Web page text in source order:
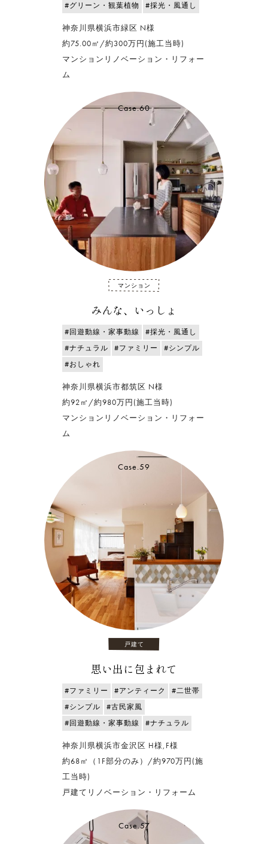
#グリーン・観葉植物
#採光・風通し
神奈川県横浜市緑区 N様
約75.00㎡/約300万円(施工当時)
マンションリノベーション・リフォー
ム
Case.60
マンション
みんな、いっしょ
#回遊動線・家事動線
#採光・風通し
#ナチュラル
#ファミリー
#シンプル
#おしゃれ
神奈川県横浜市都筑区 N様
約92㎡/約980万円(施工当時)
マンションリノベーション・リフォー
ム
Case.59
戸建て
思い出に包まれて
#ファミリー #アンティーク
#二世帯
#シンプル
#古民家風
#回遊動線・家事動線
#ナチュラル
神奈川県横浜市金沢区 H様,F様
約68㎡（1F部分のみ）/約970万円(施
工当時)
戸建てリノベーション・リフォーム
Case.57